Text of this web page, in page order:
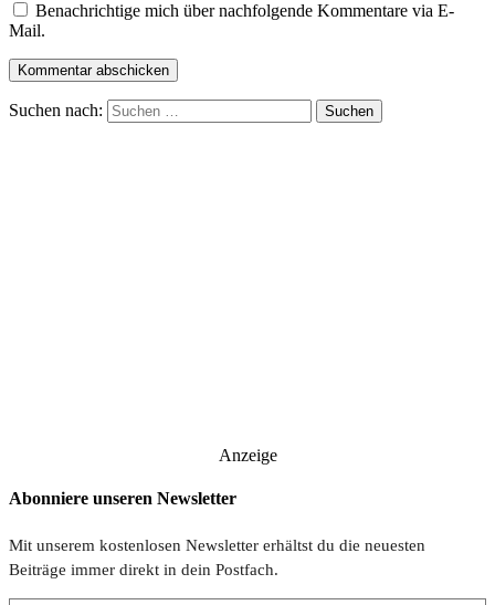
Benachrichtige mich über nachfolgende Kommentare via E-
Mail.
Suchen nach:
Anzeige
Abonniere unseren Newsletter
Mit unserem kostenlosen Newsletter erhältst du die neuesten
Beiträge immer direkt in dein Postfach.